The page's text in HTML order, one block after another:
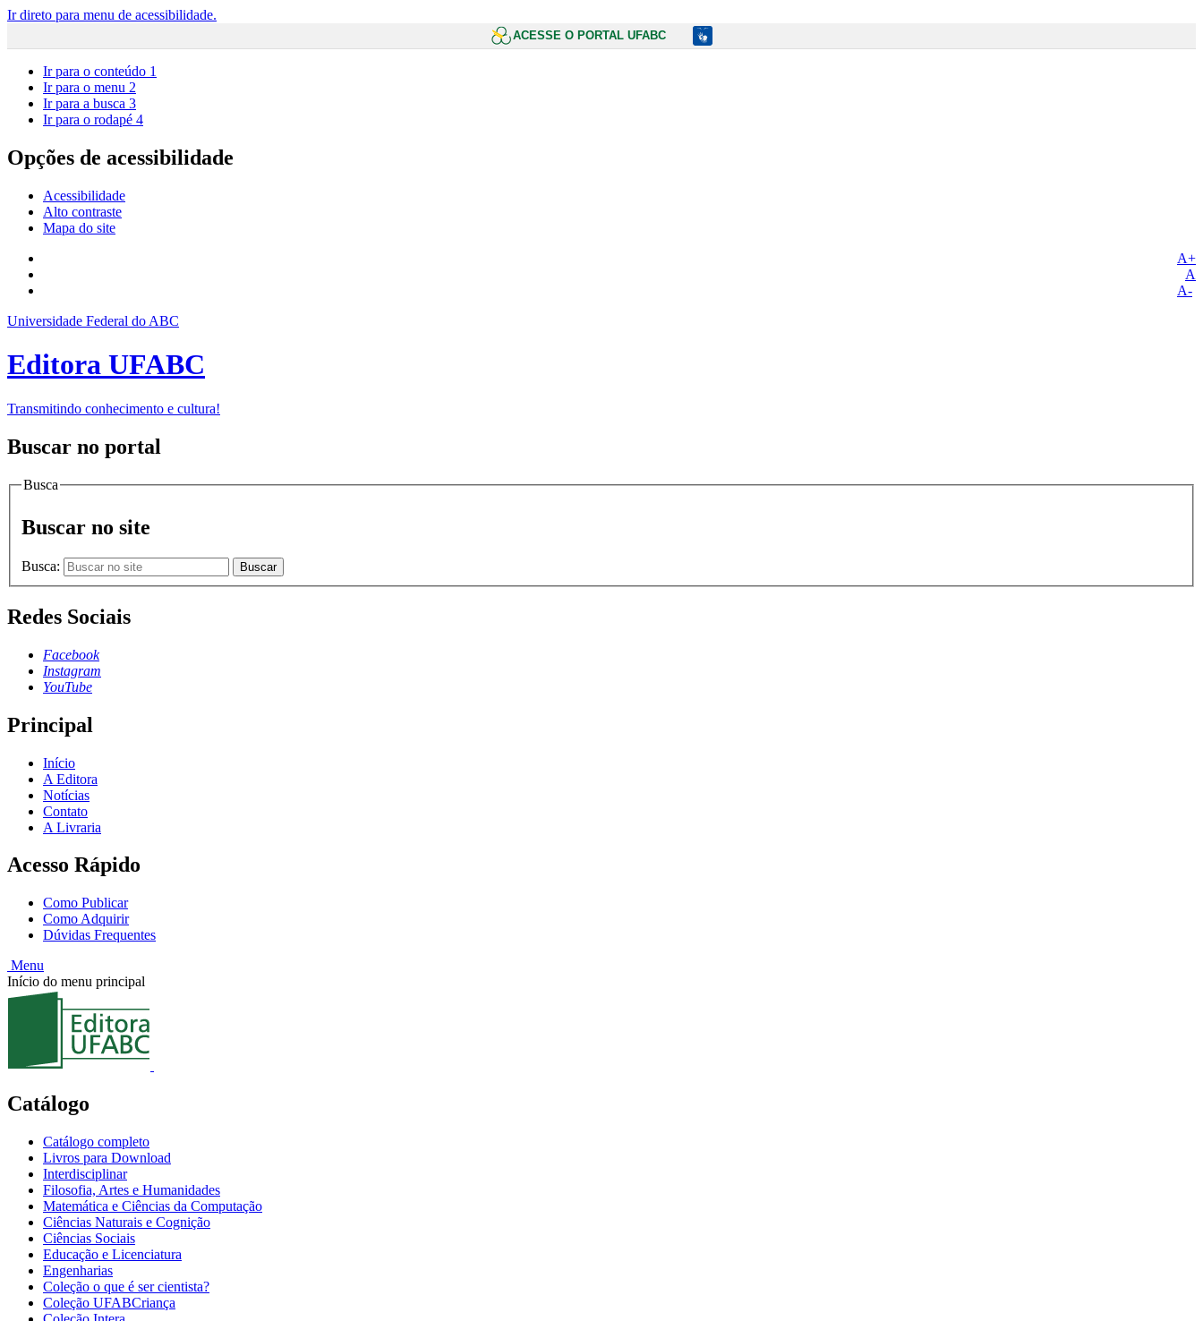
Ir direto para menu de acessibilidade.
ACESSE O PORTAL UFABC
Ir para o conteúdo 1
Ir para o menu 2
Ir para a busca 3
Ir para o rodapé 4
Opções de acessibilidade
Acessibilidade
Alto contraste
Mapa do site
A+
A
A-
Universidade Federal do ABC
Editora UFABC
Transmitindo conhecimento e cultura!
Buscar no portal
Busca
Buscar no site
Busca: Buscar
Redes Sociais
Facebook
Instagram
YouTube
Principal
Início
A Editora
Notícias
Contato
A Livraria
Acesso Rápido
Como Publicar
Como Adquirir
Dúvidas Frequentes
Menu
Início do menu principal
Catálogo
Catálogo completo
Livros para Download
Interdisciplinar
Filosofia, Artes e Humanidades
Matemática e Ciências da Computação
Ciências Naturais e Cognição
Ciências Sociais
Educação e Licenciatura
Engenharias
Coleção o que é ser cientista?
Coleção UFABCriança